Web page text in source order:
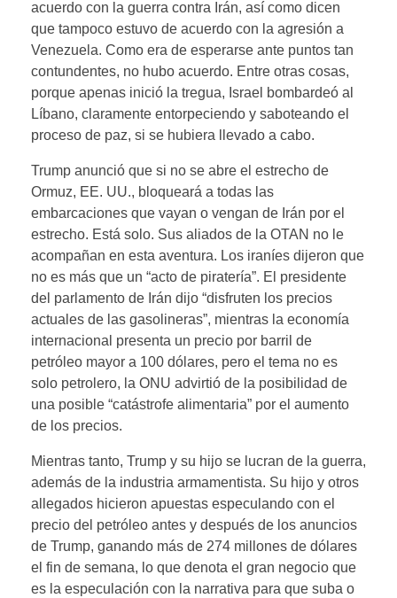
acuerdo con la guerra contra Irán, así como dicen
que tampoco estuvo de acuerdo con la agresión a
Venezuela. Como era de esperarse ante puntos tan
contundentes, no hubo acuerdo. Entre otras cosas,
porque apenas inició la tregua, Israel bombardeó al
Líbano, claramente entorpeciendo y saboteando el
proceso de paz, si se hubiera llevado a cabo.
Trump anunció que si no se abre el estrecho de
Ormuz, EE. UU., bloqueará a todas las
embarcaciones que vayan o vengan de Irán por el
estrecho. Está solo. Sus aliados de la OTAN no le
acompañan en esta aventura. Los iraníes dijeron que
no es más que un “acto de piratería”. El presidente
del parlamento de Irán dijo “disfruten los precios
actuales de las gasolineras”, mientras la economía
internacional presenta un precio por barril de
petróleo mayor a 100 dólares, pero el tema no es
solo petrolero, la ONU advirtió de la posibilidad de
una posible “catástrofe alimentaria” por el aumento
de los precios.
Mientras tanto, Trump y su hijo se lucran de la guerra,
además de la industria armamentista. Su hijo y otros
allegados hicieron apuestas especulando con el
precio del petróleo antes y después de los anuncios
de Trump, ganando más de 274 millones de dólares
el fin de semana, lo que denota el gran negocio que
es la especulación con la narrativa para que suba o